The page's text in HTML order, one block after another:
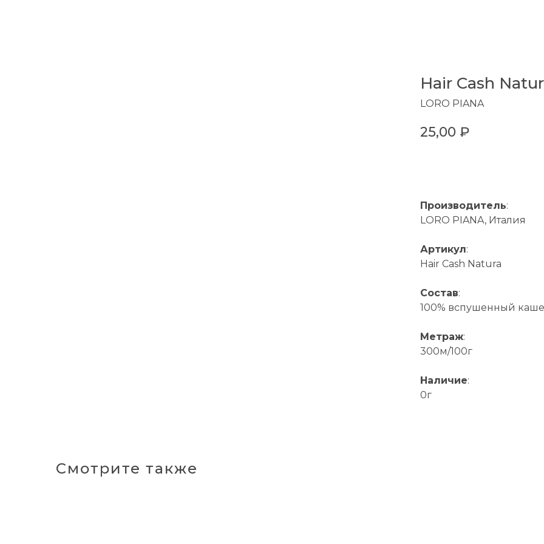
Hair Cash
LORO PIANA
25,00 ₽
Производитель:
LORO PIANA, Италия
Артикул:
Hair Cash Natura
Состав:
100% вспушенный
Метраж:
300м/100г
Наличие:
0г
Смотрите также